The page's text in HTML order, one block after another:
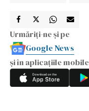
Urmăriți-ne și pe
Google News
și în aplicațiile mobile